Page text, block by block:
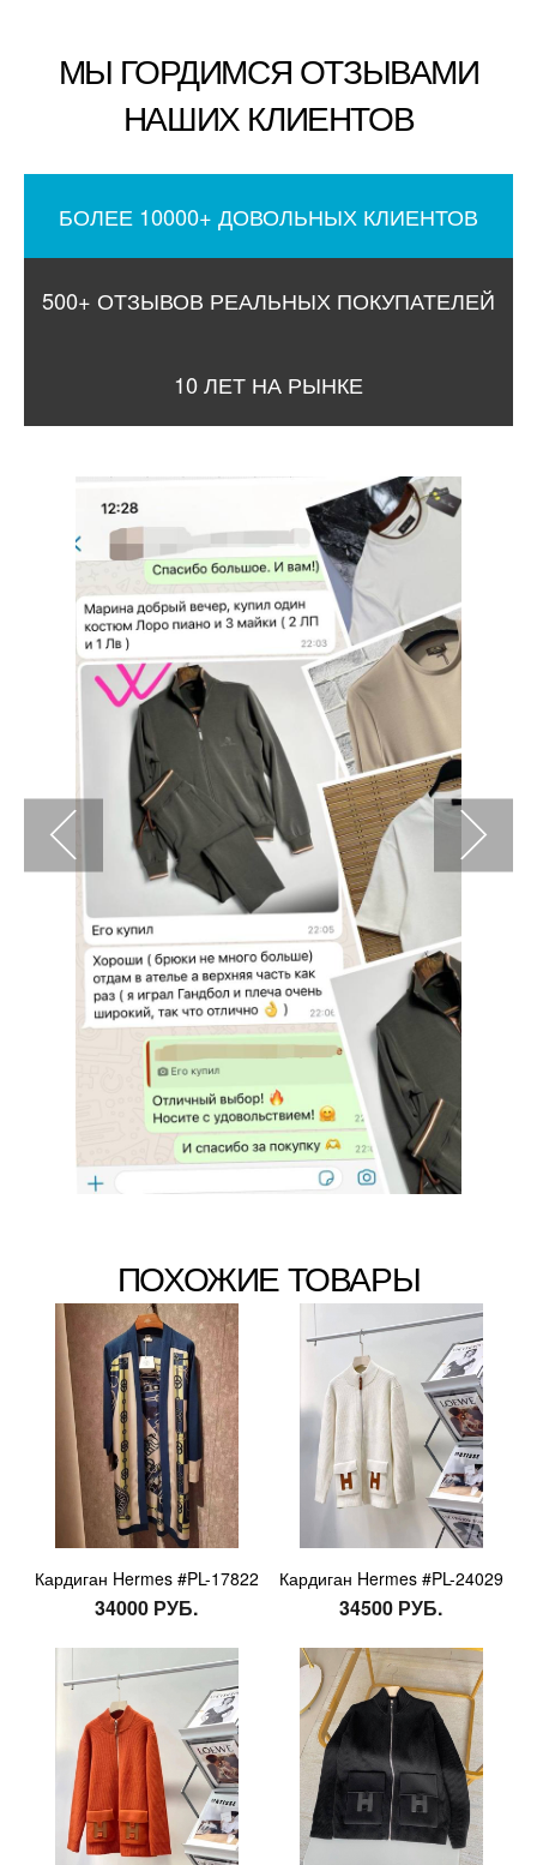
МЫ ГОРДИМСЯ ОТЗЫВАМИ
НАШИХ КЛИЕНТОВ
БОЛЕЕ 10000+ ДОВОЛЬНЫХ КЛИЕНТОВ
500+ ОТЗЫВОВ РЕАЛЬНЫХ ПОКУПАТЕЛЕЙ
10 ЛЕТ НА РЫНКЕ
ПОХОЖИЕ ТОВАРЫ
Кардиган Hermes #PL-17822
34000 РУБ.
Кардиган Hermes #PL-24029
34500 РУБ.